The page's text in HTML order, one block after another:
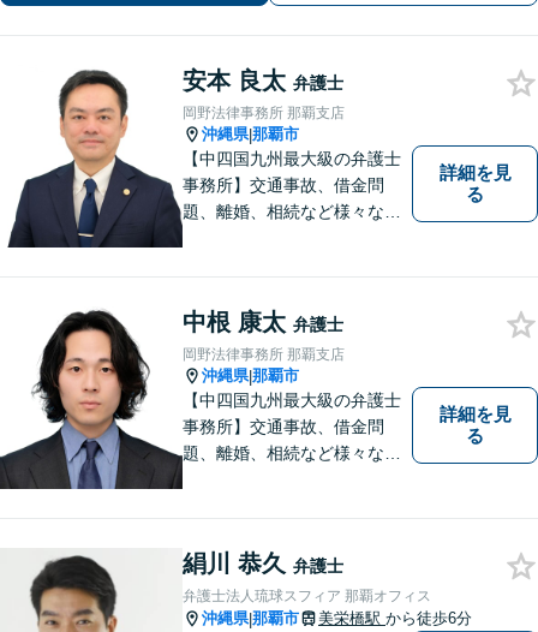
安本 良太 弁護士
岡野法律事務所 那覇支店
沖縄県|那覇市
【中四国九州最大級の弁護士
事務所】交通事故、借金問
題、離婚、相続など様々な問
い！
詳細を見
る
中根 康太 弁護士
岡野法律事務所 那覇支店
沖縄県|那覇市
【中四国九州最大級の弁護士
事務所】交通事故、借金問
題、離婚、相続など様々な問
い！
詳細を見
る
絹川 恭久 弁護士
弁護士法人琉球スフィア 那覇オフィス
沖縄県|那覇市 美栄橋駅 から徒歩6分